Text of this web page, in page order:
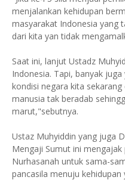
menjalankan kehidupan
masyarakat Indonesia yang
dari kita yan tidak
Saat ini, lanjut Ustadz
Indonesia. Tapi, banyak
kondisi negara kita
manusia tak beradab
marut,"sebutnya.
Ustaz Muhyiddin yang juga
Mengaji Sumut ini
Nurhasanah untuk sama-
pancasila menuju kehidupan